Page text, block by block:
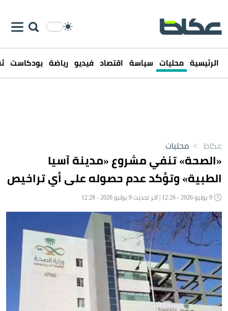
الرئيسية محليات سياسة اقتصاد فيديو رياضة بودكاست
عكاظ > محليات
«الصحة» تنفي مشروع «مدينة آسيا
الطبية» وتؤكد عدم حصوله على أي تراخيص